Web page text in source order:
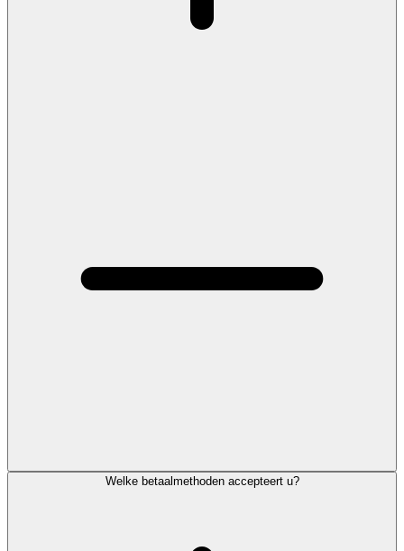
Welke betaalmethoden accepteert u?